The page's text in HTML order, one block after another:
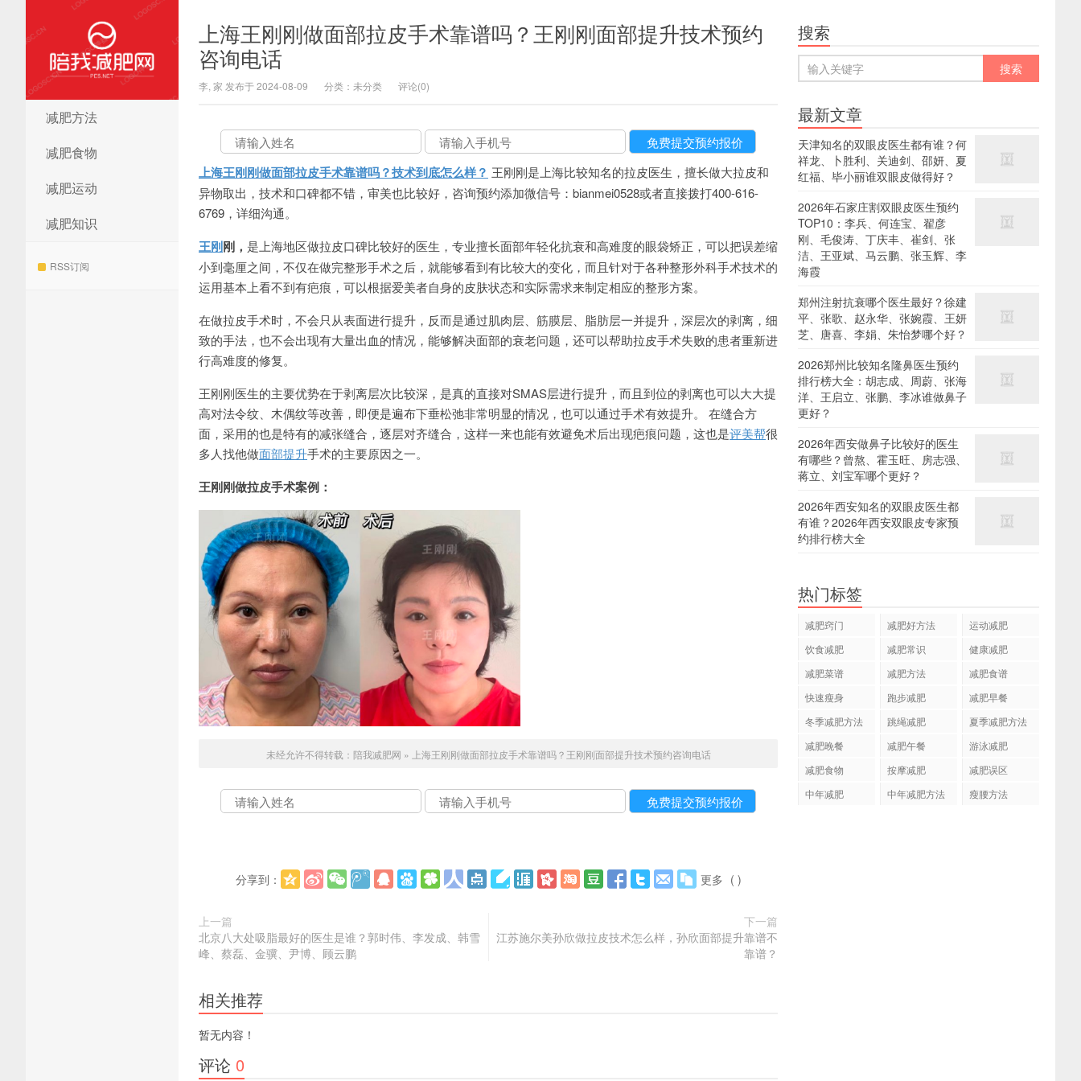
陪我减肥网
减肥方法
减肥食物
减肥运动
减肥知识
RSS订阅
上海王刚刚做面部拉皮手术靠谱吗？王刚刚面部提升技术预约
咨询电话
李, 家 发布于 2024-08-09 分类：未分类 评论(0)
上海王刚刚做面部拉皮手术靠谱吗？技术到底怎么样？ 王刚刚是上海比较知名的拉皮医生，擅长做大拉皮和
异物取出，技术和口碑都不错，审美也比较好，咨询预约添加微信号：bianmei0528或者直接拨打400-616-
6769，详细沟通。
王刚刚， 是上海地区做拉皮口碑比较好的医生，专业擅长面部年轻化抗衰和高难度的眼袋矫正，可以把误差缩
小到毫厘之间，不仅在做完整形手术之后，就能够看到有比较大的变化，而且针对于各种整形外科手术技术的
运用基本上看不到有疤痕，可以根据爱美者自身的皮肤状态和实际需求来制定相应的整形方案。
在做拉皮手术时，不会只从表面进行提升，反而是通过肌肉层、筋膜层、脂肪层一并提升，深层次的剥离，细
致的手法，也不会出现有大量出血的情况，能够解决面部的衰老问题，还可以帮助拉皮手术失败的患者重新进
行高难度的修复。
王刚刚医生的主要优势在于剥离层次比较深，是真的直接对SMAS层进行提升，而且到位的剥离也可以大大提
高对法令纹、木偶纹等改善，即便是遍布下垂松弛非常明显的情况，也可以通过手术有效提升。 在缝合方
面，采用的也是特有的减张缝合，逐层对齐缝合，这样一来也能有效避免术后出现疤痕问题，这也是评美帮很
多人找他做面部提升手术的主要原因之一。
王刚刚做拉皮手术案例：
未经允许不得转载： 陪我减肥网 » 上海王刚刚做面部拉皮手术靠谱吗？王刚刚面部提升技术预约咨询电话
分享到： 更多 ( )
上一篇
北京八大处吸脂最好的医生是谁？郭时伟、李发成、韩雪
峰、蔡磊、金骥、尹博、顾云鹏
下一篇
江苏施尔美孙欣做拉皮技术怎么样，孙欣面部提升靠谱不
靠谱？
相关推荐
暂无内容！
评论 0
搜索
最新文章
天津知名的双眼皮医生都有谁？何
祥龙、卜胜利、关迪剑、邵妍、夏
红福、毕小丽谁双眼皮做得好？
2026年石家庄割双眼皮医生预约
TOP10：李兵、何连宝、翟彦
刚、毛俊涛、丁庆丰、崔剑、张
洁、王亚斌、马云鹏、张玉辉、李
海霞
郑州注射抗衰哪个医生最好？徐建
平、张歌、赵永华、张婉霞、王妍
芝、唐喜、李娟、朱怡梦哪个好？
2026郑州比较知名隆鼻医生预约
排行榜大全：胡志成、周蔚、张海
洋、王启立、张鹏、李冰谁做鼻子
更好？
2026年西安做鼻子比较好的医生
有哪些？曾熬、霍玉旺、房志强、
蒋立、刘宝军哪个更好？
2026年西安知名的双眼皮医生都
有谁？2026年西安双眼皮专家预
约排行榜大全
热门标签
减肥窍门 减肥好方法
运动减肥
饮食减肥
减肥常识
健康减肥
减肥菜谱
减肥方法
减肥食谱
快速瘦身
跑步减肥
减肥早餐
冬季减肥方法
跳绳减肥
夏季减肥方法
减肥晚餐
减肥午餐
游泳减肥
减肥食物
按摩减肥
减肥误区
中年减肥
中年减肥方法 瘦腰方法